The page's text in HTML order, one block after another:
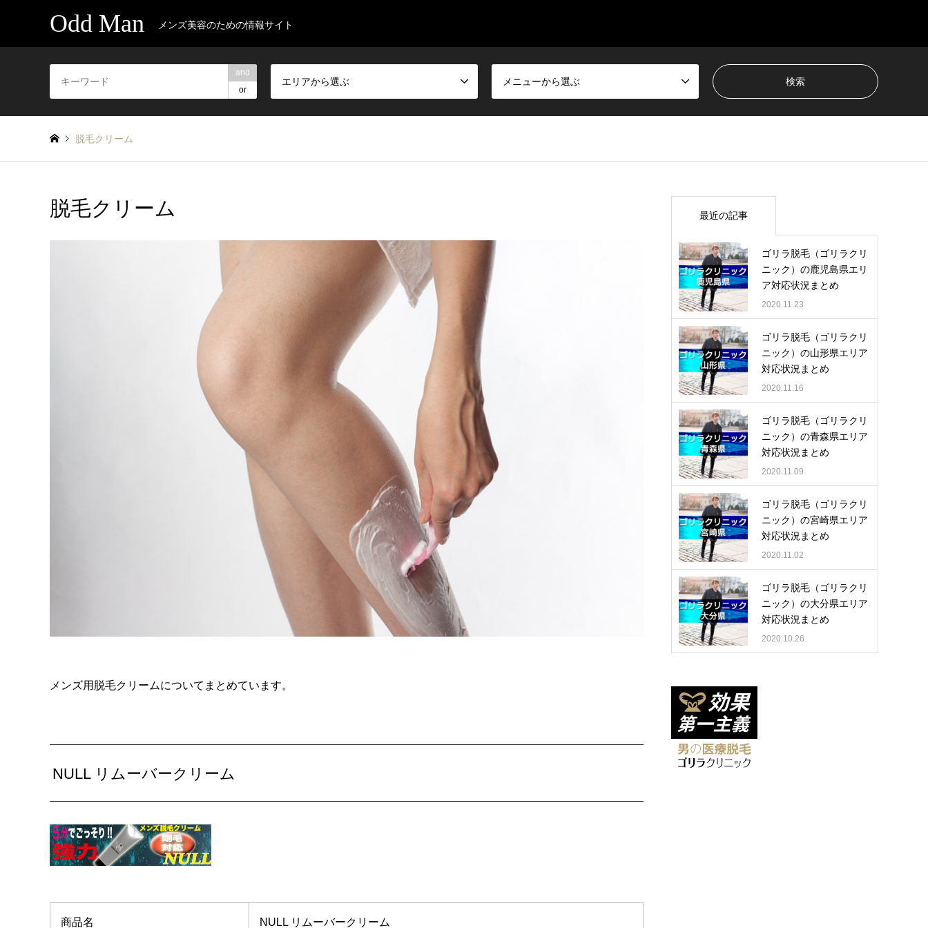
Odd Man メンズ美容のための情報サイト
and
or
エリアから選ぶ メニューから選ぶ
脱毛クリーム
脱毛クリーム
メンズ用脱毛クリームについてまとめています。
NULL リムーバークリーム
商品名 NULL リムーバークリーム
最近の記事
ゴリラ脱毛（ゴリラクリ
ニック）の鹿児島県エリ
ア対応状況まとめ
2020.11.23
ゴリラ脱毛（ゴリラクリ
ニック）の山形県エリア
対応状況まとめ
2020.11.16
ゴリラ脱毛（ゴリラクリ
ニック）の青森県エリア
対応状況まとめ
2020.11.09
ゴリラ脱毛（ゴリラクリ
ニック）の宮崎県エリア
対応状況まとめ
2020.11.02
ゴリラ脱毛（ゴリラクリ
ニック）の大分県エリア
対応状況まとめ
2020.10.26